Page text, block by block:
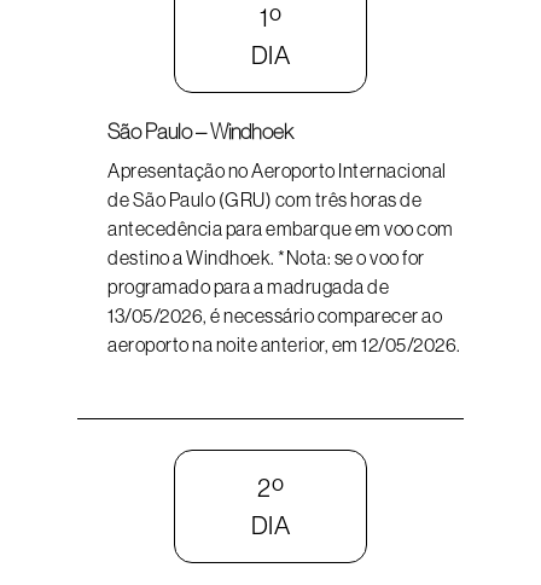
1º
DIA
São Paulo – Windhoek
Apresentação no Aeroporto Internacional
de São Paulo (GRU) com três horas de
antecedência para embarque em voo com
destino a Windhoek. *Nota: se o voo for
programado para a madrugada de
13/05/2026, é necessário comparecer ao
aeroporto na noite anterior, em 12/05/2026.
2º
DIA